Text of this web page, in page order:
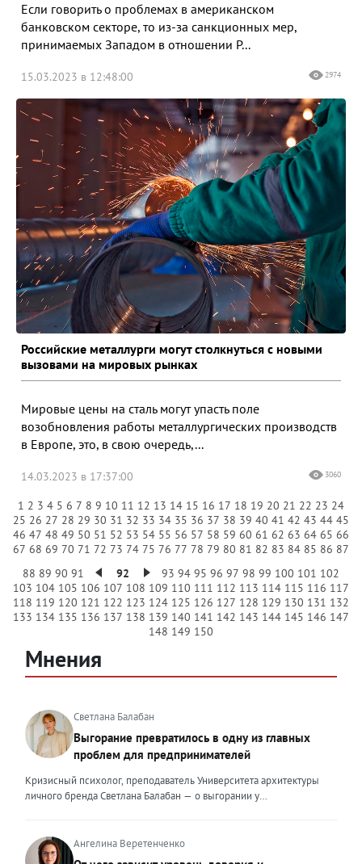
Если говорить о проблемах в американском
банковском секторе, то из-за санкционных мер,
принимаемых Западом в отношении Р...
15.03.2023 в 12:48:00 2974
Российские металлурги могут столкнуться с новыми
вызовами на мировых рынках
Мировые цены на сталь могут упасть поле
возобновления работы металлургических производств
в Европе, это, в свою очередь,...
14.03.2023 в 17:37:00 3060
1 2 3 4 5 6 7 8 9 10 11 12 13 14 15 16 17 18 19 20 21 22 23 24
25 26 27 28 29 30 31 32 33 34 35 36 37 38 39 40 41 42 43 44 45
46 47 48 49 50 51 52 53 54 55 56 57 58 59 60 61 62 63 64 65 66
67 68 69 70 71 72 73 74 75 76 77 78 79 80 81 82 83 84 85 86 87
88 89 90 91 92 93 94 95 96 97 98 99 100 101 102
103 104 105 106 107 108 109 110 111 112 113 114 115 116 117
118 119 120 121 122 123 124 125 126 127 128 129 130 131 132
133 134 135 136 137 138 139 140 141 142 143 144 145 146 147
148 149 150
Мнения
Светлана Балабан
Выгорание превратилось в одну из главных
проблем для предпринимателей
Кризисный психолог, преподаватель Университета архитектуры
личного бренда Светлана Балабан — о выгорании у
проблемой, однако выгорание у предпринимателей заметно
отличается от выгорания у наёмных сотрудников. Наёмный
Ангелина Веретенченко